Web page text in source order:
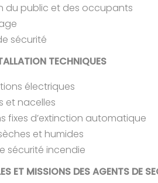
du public et des occupants
sécurité
TECHNIQUES
électriques
et nacelles
fixes d’extinction automatique
et humides
sécurité incendie
ET MISSIONS DES AGENTS DE